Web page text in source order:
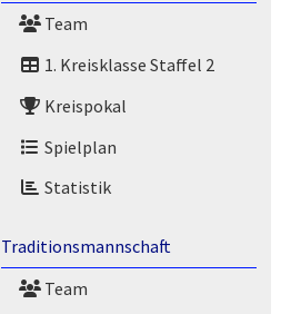
Team
1. Kreisklasse Staffel 2
Kreispokal
Spielplan
Statistik
Traditionsmannschaft
Team